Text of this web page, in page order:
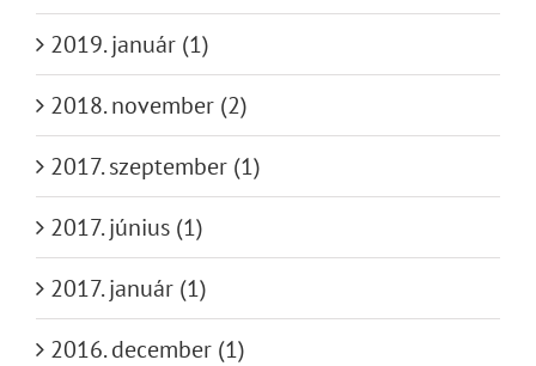
2019. január (1)
2018. november (2)
2017. szeptember (1)
2017. június (1)
2017. január (1)
2016. december (1)